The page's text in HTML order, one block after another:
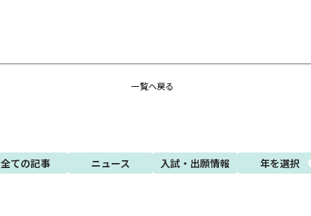
一覧へ戻る
全ての記事 ニュース 入試・出願情報